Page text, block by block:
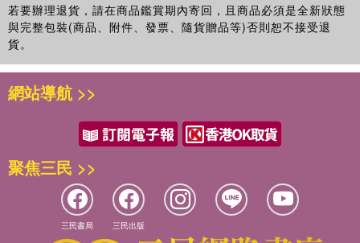
若要辦理退貨，請在商品鑑賞期內寄回，且商品必須是全新狀態
與完整包裝(商品、附件、發票、隨貨贈品等)否則恕不接受退
貨。
網站導航 >>
聚焦三民 >>
三民書局 三民出版